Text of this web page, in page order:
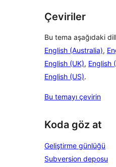
Çeviriler
Bu tema aşağıdaki
English (Australia),
English (UK), English
English (US).
Bu temayı çevirin
Koda göz at
Geliştirme günlüğü
Subversion deposu